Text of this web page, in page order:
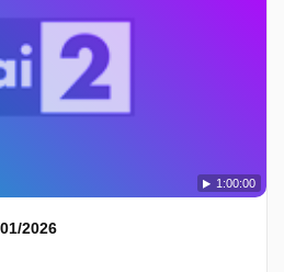
1:00:00
2026